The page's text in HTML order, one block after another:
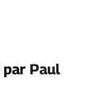
par Paul